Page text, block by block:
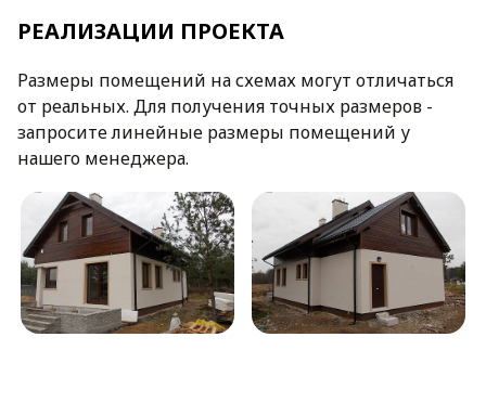
РЕАЛИЗАЦИИ ПРОЕКТА
Размеры помещений на схемах могут отличаться
от реальных. Для получения точных размеров -
запросите линейные размеры помещений у
нашего менеджера.